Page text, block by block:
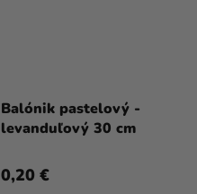
Balónik pastelový -
levanduľový 30 cm
0,20 €